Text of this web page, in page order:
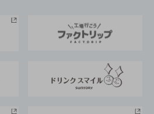
大阪
ステナビリティ経営